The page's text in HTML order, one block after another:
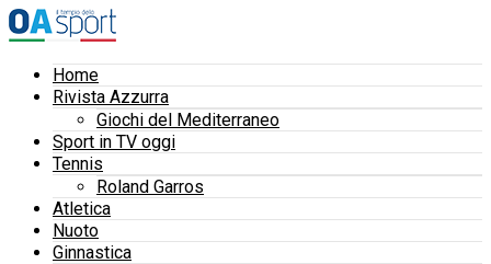
Home
Rivista Azzurra
Giochi del Mediterraneo
Sport in TV oggi
Tennis
Roland Garros
Atletica
Nuoto
Ginnastica